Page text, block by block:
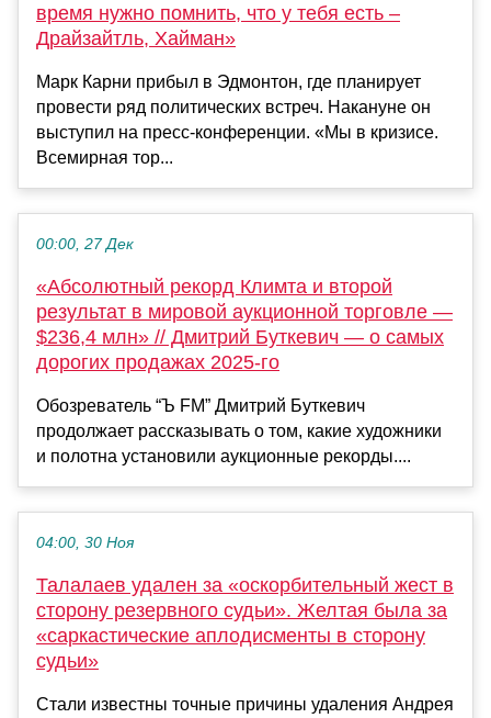
время нужно помнить, что у тебя есть –
Драйзайтль, Хайман»
Марк Карни прибыл в Эдмонтон, где планирует
провести ряд политических встреч. Накануне он
выступил на пресс-конференции. «Мы в кризисе.
Всемирная тор...
00:00, 27 Дек
«Абсолютный рекорд Климта и второй
результат в мировой аукционной торговле —
$236,4 млн» // Дмитрий Буткевич — о самых
дорогих продажах 2025-го
Обозреватель “Ъ FM” Дмитрий Буткевич
продолжает рассказывать о том, какие художники
и полотна установили аукционные рекорды....
04:00, 30 Ноя
Талалаев удален за «оскорбительный жест в
сторону резервного судьи». Желтая была за
«саркастические аплодисменты в сторону
судьи»
Стали известны точные причины удаления Андрея